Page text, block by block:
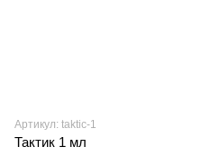
Артикул: taktic-1
Тактик 1 мл